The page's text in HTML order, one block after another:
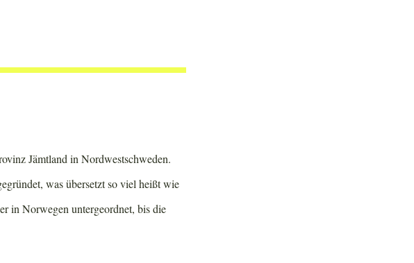
Jämtland in Nordwestschweden.
was übersetzt so viel heißt wie
in Norwegen untergeordnet, bis die